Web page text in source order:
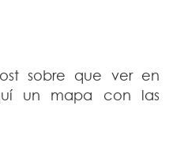
sobre que ver en
un mapa con las